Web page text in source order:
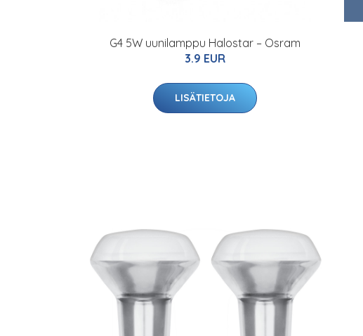
G4 5W uunilamppu Halostar – Osram
3.9 EUR
LISÄTIETOJA